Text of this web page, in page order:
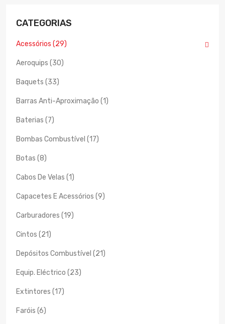
CATEGORIAS
Acessórios (29)
Aeroquips (30)
Baquets (33)
Barras Anti-Aproximação (1)
Baterias (7)
Bombas Combustível (17)
Botas (8)
Cabos De Velas (1)
Capacetes E Acessórios (9)
Carburadores (19)
Cintos (21)
Depósitos Combustível (21)
Equip. Eléctrico (23)
Extintores (17)
Faróis (6)